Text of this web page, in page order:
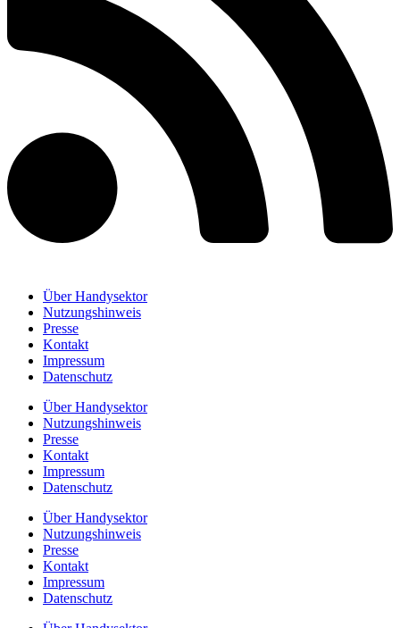
Über Handysektor
Nutzungshinweis
Presse
Kontakt
Impressum
Datenschutz
Über Handysektor
Nutzungshinweis
Presse
Kontakt
Impressum
Datenschutz
Über Handysektor
Nutzungshinweis
Presse
Kontakt
Impressum
Datenschutz